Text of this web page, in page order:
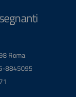
Roma
8845095